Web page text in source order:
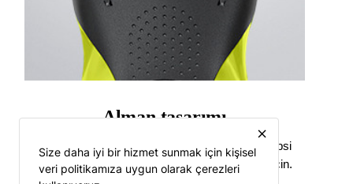
Alman tasarımı
Sezgisel kullanım için ergonomik kavrama. Hepsi
zahmetsiz bir tıraş ve şekillendirme deneyimi için.
close
Size daha iyi bir hizmet sunmak için kişisel
veri politikamıza uygun olarak çerezleri